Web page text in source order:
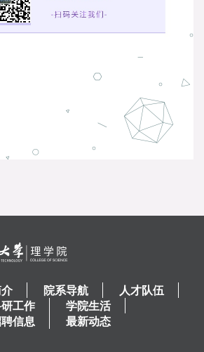
院系导航
人才队伍
工作
学院生活
信息 最新动态